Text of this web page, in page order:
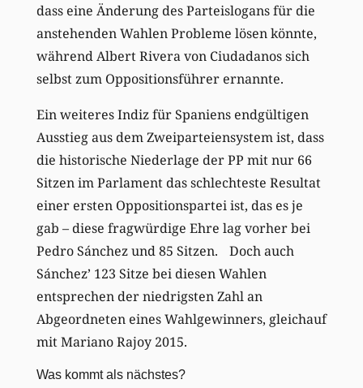
dass eine Änderung des Parteislogans für die
anstehenden Wahlen Probleme lösen könnte,
während Albert Rivera von Ciudadanos sich
selbst zum Oppositionsführer ernannte.
Ein weiteres Indiz für Spaniens endgültigen
Ausstieg aus dem Zweiparteiensystem ist, dass
die historische Niederlage der PP mit nur 66
Sitzen im Parlament das schlechteste Resultat
einer ersten Oppositionspartei ist, das es je
gab – diese fragwürdige Ehre lag vorher bei
Pedro Sánchez und 85 Sitzen. Doch auch
Sánchez’ 123 Sitze bei diesen Wahlen
entsprechen der niedrigsten Zahl an
Abgeordneten eines Wahlgewinners, gleichauf
mit Mariano Rajoy 2015.
Was kommt als nächstes?